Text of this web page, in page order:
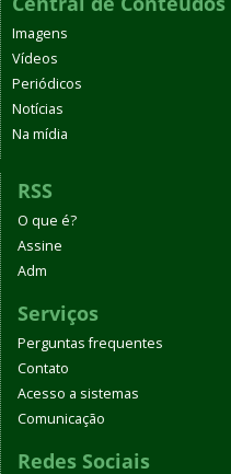
Imagens
Vídeos
Periódicos
Notícias
Na mídia
RSS
O que é?
Assine
Adm
Serviços
Perguntas frequentes
Contato
Acesso a sistemas
Comunicação
Redes Sociais